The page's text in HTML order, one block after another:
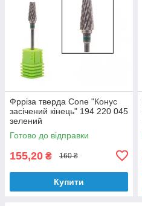
Фрріза тверда Cone "Конус
засічений кінець" 194 220 045
зелений
Готово до відправки
155,20 ₴ 160 ₴
Купити